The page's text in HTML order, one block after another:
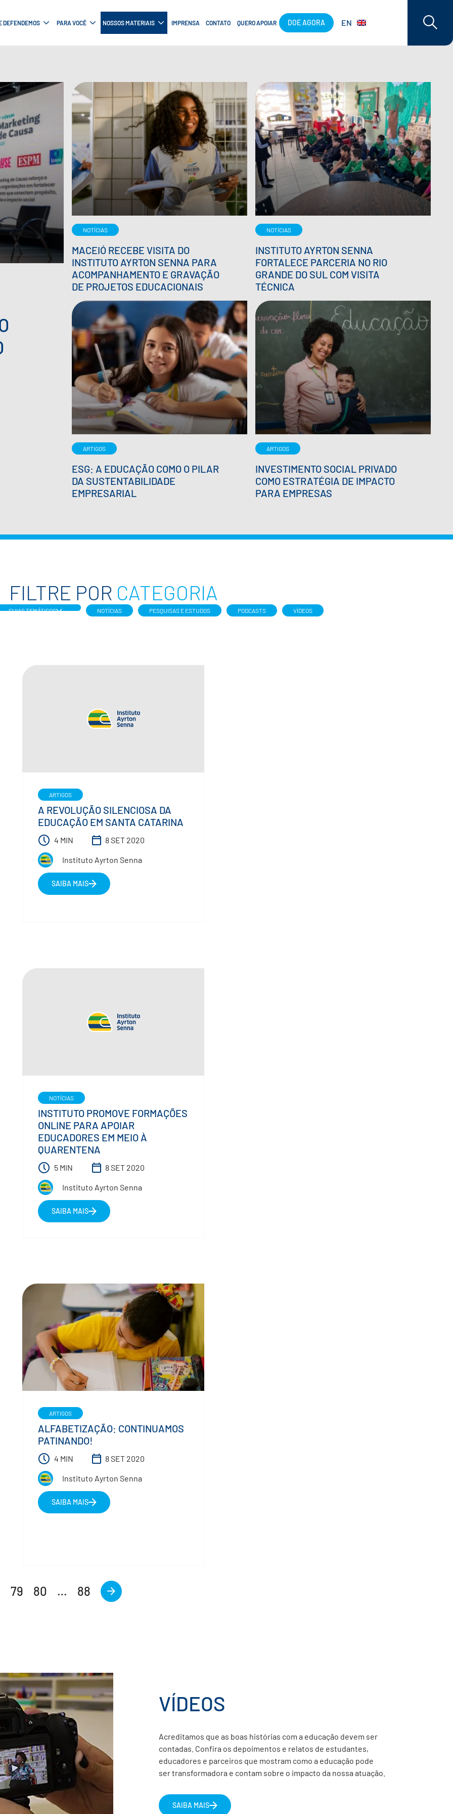
DEFENDEMOS PARA VOCÊ NOSSOS MATERIAIS IMPRENSA CONTATO QUERO APOIAR DOE AGORA EN
NOTÍCIAS
MACEIÓ RECEBE VISITA DO
INSTITUTO AYRTON SENNA PARA
ACOMPANHAMENTO E GRAVAÇÃO
DE PROJETOS EDUCACIONAIS
NOTÍCIAS
INSTITUTO AYRTON SENNA
FORTALECE PARCERIA NO RIO
GRANDE DO SUL COM VISITA
TÉCNICA
ARTIGOS
ESG: A EDUCAÇÃO COMO O PILAR
DA SUSTENTABILIDADE
EMPRESARIAL
ARTIGOS
INVESTIMENTO SOCIAL PRIVADO
COMO ESTRATÉGIA DE IMPACTO
PARA EMPRESAS
FILTRE POR CATEGORIA
GUIAS TEMÁTICOS
TODOS
NOTÍCIAS PESQUISAS E ESTUDOS PODCASTS VÍDEOS
ARTIGOS
A REVOLUÇÃO SILENCIOSA DA
EDUCAÇÃO EM SANTA CATARINA
4 MIN 8 SET 2020
Instituto Ayrton Senna
SAIBA MAIS
NOTÍCIAS
INSTITUTO PROMOVE FORMAÇÕES
ONLINE PARA APOIAR
EDUCADORES EM MEIO À
QUARENTENA
5 MIN 8 SET 2020
Instituto Ayrton Senna
SAIBA MAIS
ARTIGOS
ALFABETIZAÇÃO: CONTINUAMOS
PATINANDO!
4 MIN 8 SET 2020
Instituto Ayrton Senna
SAIBA MAIS
79 80 … 88 >
VÍDEOS
Acreditamos que as boas histórias com a educação devem ser
contadas. Confira os depoimentos e relatos de estudantes,
educadores e parceiros que mostram como a educação pode
ser transformadora e contam sobre o impacto da nossa atuação.
SAIBA MAIS